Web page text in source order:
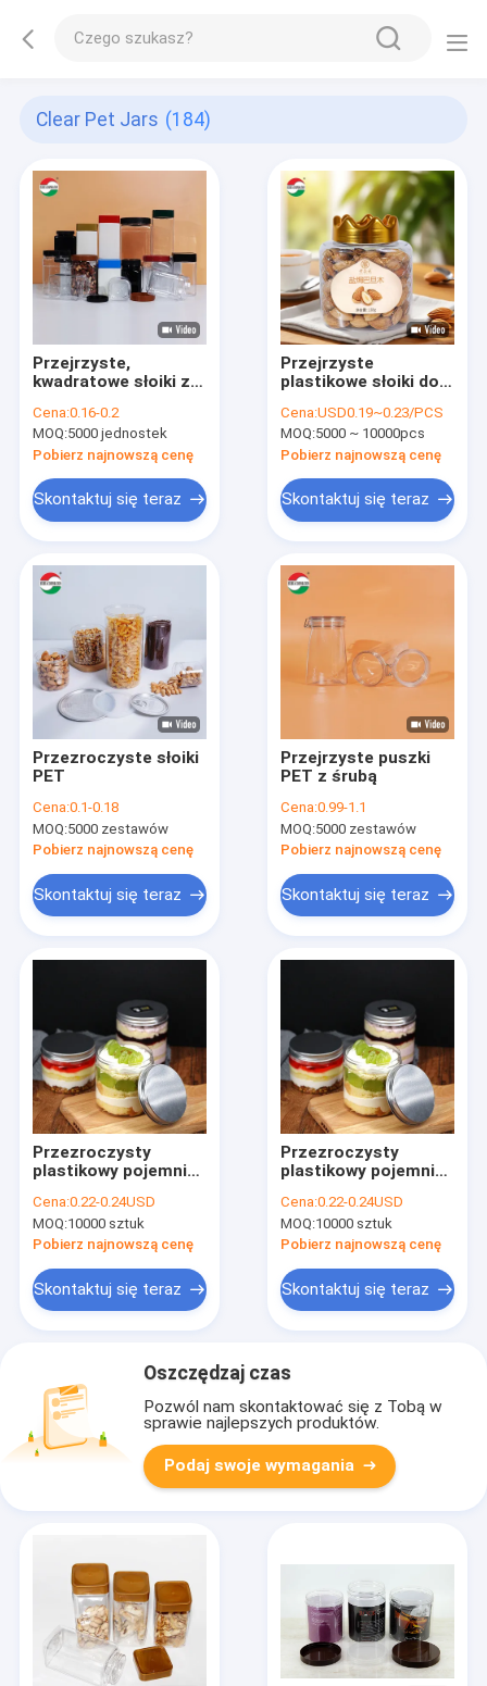
Clear Pet Jars (184)
Przejrzyste,
kwadratowe słoiki z
pokrywkami
Cena:0.16-0.2
MOQ:5000 jednostek
Pobierz najnowszą cenę
Skontaktuj się teraz
Przejrzyste
plastikowe słoiki do
Cena:USD0.19~0.23/PCS
MOQ:5000 ~ 10000pcs
Pobierz najnowszą cenę
Skontaktuj się teraz
Przezroczyste słoiki
PET
Cena:0.1-0.18
MOQ:5000 zestawów
Pobierz najnowszą cenę
Skontaktuj się teraz
Przejrzyste puszki
PET z śrubą
Cena:0.99-1.1
MOQ:5000 zestawów
Pobierz najnowszą cenę
Skontaktuj się teraz
Przezroczysty
plastikowy pojemnik
pokrywkami
Cena:0.22-0.24USD
MOQ:10000 sztuk
Pobierz najnowszą cenę
Skontaktuj się teraz
Przezroczysty
plastikowy pojemnik
pokrywkami
Cena:0.22-0.24USD
MOQ:10000 sztuk
Pobierz najnowszą cenę
Skontaktuj się teraz
Oszczędzaj czas
Pozwól nam skontaktować się z Tobą w
sprawie najlepszych produktów.
Podaj swoje wymagania